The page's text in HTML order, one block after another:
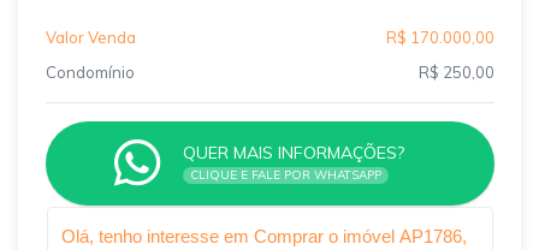
Valor Venda
R$ 170.000,00
Condomínio
R$ 250,00
QUER MAIS INFORMAÇÕES?
CLIQUE E FALE POR WHATSAPP